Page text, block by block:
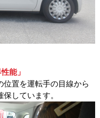
能」
位置を運転手の目線から
しています。